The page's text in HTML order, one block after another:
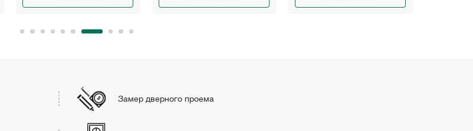
Замер дверного проема